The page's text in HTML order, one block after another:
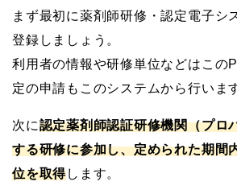
まず最初に薬剤師研修・認定電子シ
登録しましょう。
利用者の情報や研修単位などはこの
定の申請もこのシステムから行いま
次に認定薬剤師認証研修機関（プロ
する研修に参加し、定められた期間
位を取得します。